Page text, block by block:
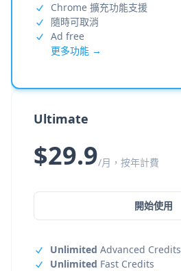
Chrome 擴充功能支援
隨時可取消
Ad free
更多功能 →
Ultimate
$29.9/月，按年計費
開始使用
Unlimited Advanced Credits
Unlimited Fast Credits